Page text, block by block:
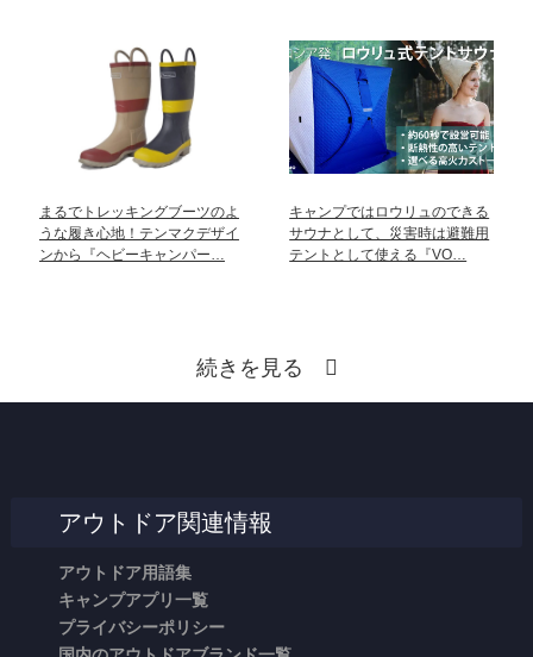
まるでトレッキングブーツのよ
うな履き心地！テンマクデザイ
ンから『ヘビーキャンパー…
キャンプではロウリュのできる
サウナとして、災害時は避難用
テントとして使える『VO…
続きを見る
アウトドア関連情報
アウトドア用語集
キャンプアプリ一覧
プライバシーポリシー